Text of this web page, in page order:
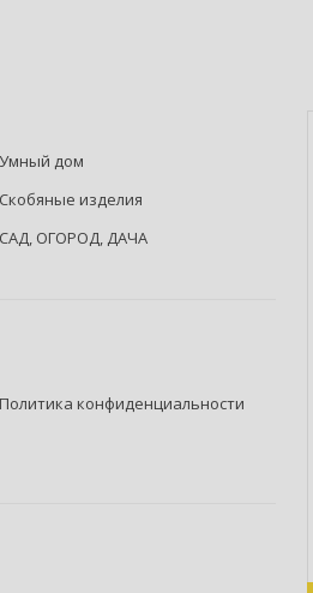
Умный дом
Скобяные изделия
САД, ОГОРОД, ДАЧА
Политика конфиденциальности